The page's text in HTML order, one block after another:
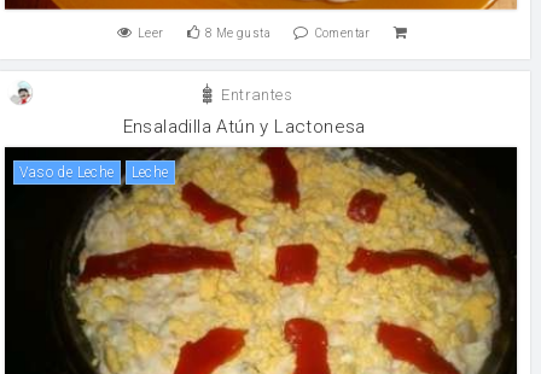
Leer 8 Me gusta Comentar
Entrantes
Ensaladilla Atún y Lactonesa
Vaso de Leche leche